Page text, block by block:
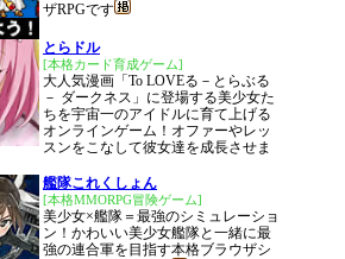
ザRPGです
とらドル
[本格カード育成ゲーム]
大人気漫画「To LOVEる－とらぶる
－ ダークネス」に登場する美少女た
ちを宇宙一のアイドルに育て上げる
オンラインゲーム！オファーやレッ
スンをこなして彼女達を成長させま
艦隊これくしょん
[本格MMORPG冒険ゲーム]
美少女×艦隊＝最強のシミュレーショ
ン！かわいい美少女艦隊と一緒に最
強の連合軍を目指す本格ブラウザシ